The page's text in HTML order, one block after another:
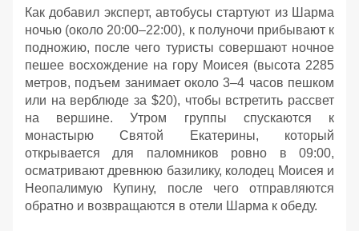
Как добавил эксперт, автобусы стартуют из Шарма
ночью (около 20:00–22:00), к полуночи прибывают к
подножию, после чего туристы совершают ночное
пешее восхождение на гору Моисея (высота 2285
метров, подъем занимает около 3–4 часов пешком
или на верблюде за $20), чтобы встретить рассвет
на вершине. Утром группы спускаются к
монастырю Святой Екатерины, который
открывается для паломников ровно в 09:00,
осматривают древнюю базилику, колодец Моисея и
Неопалимую Купину, после чего отправляются
обратно и возвращаются в отели Шарма к обеду.